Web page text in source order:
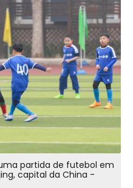
partida de futebol em
capital da China -